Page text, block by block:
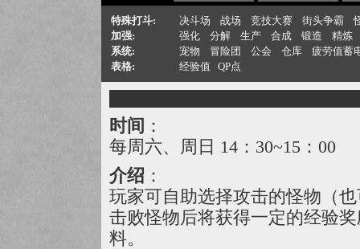
特殊打斗: 决斗场 战场 竞技大赛 街头争霸
加强:
强化 分解 生产 合成 锻造
精炼
系统:
宠物 冒险团 公会 仓库
疲劳值蓄
表格:
经验值 QP点
时间 ：
每周六、周日 14：30~15：00
介绍 ：
玩家可自助选择攻击的怪物（
击败怪物后将获得一定的经验
料。